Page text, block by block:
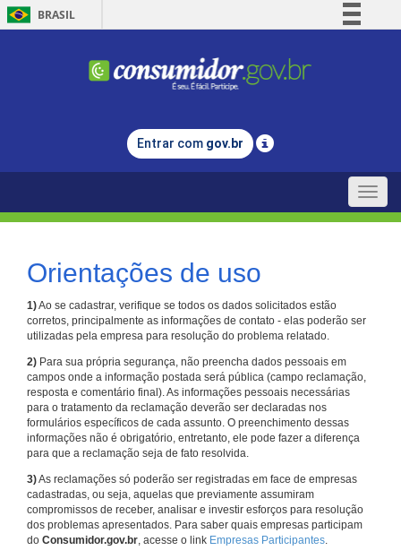
BRASIL
Comunica BR
Legislação
Entrar com gov.br
Toggle
Orientações de uso
1)Ao se cadastrar, verifique se todos os dados solicitados estão
corretos, principalmente as informações de contato - elas poderão ser
utilizadas pela empresa para resolução do problema relatado.
2) Para sua própria segurança, não preencha dados pessoais em
campos onde a informação postada será pública (campo reclamação,
resposta e comentário final). As informações pessoais necessárias
para o tratamento da reclamação deverão ser declaradas nos
formulários específicos de cada assunto. O preenchimento dessas
informações não é obrigatório, entretanto, ele pode fazer a diferença
para que a reclamação seja de fato resolvida.
3)As reclamações só poderão ser registradas em face de empresas
cadastradas, ou seja, aquelas que previamente assumiram
compromissos de receber, analisar e investir esforços para resolução
dos problemas apresentados. Para saber quais empresas participam
do Consumidor.gov.br, acesse o link Empresas Participantes.